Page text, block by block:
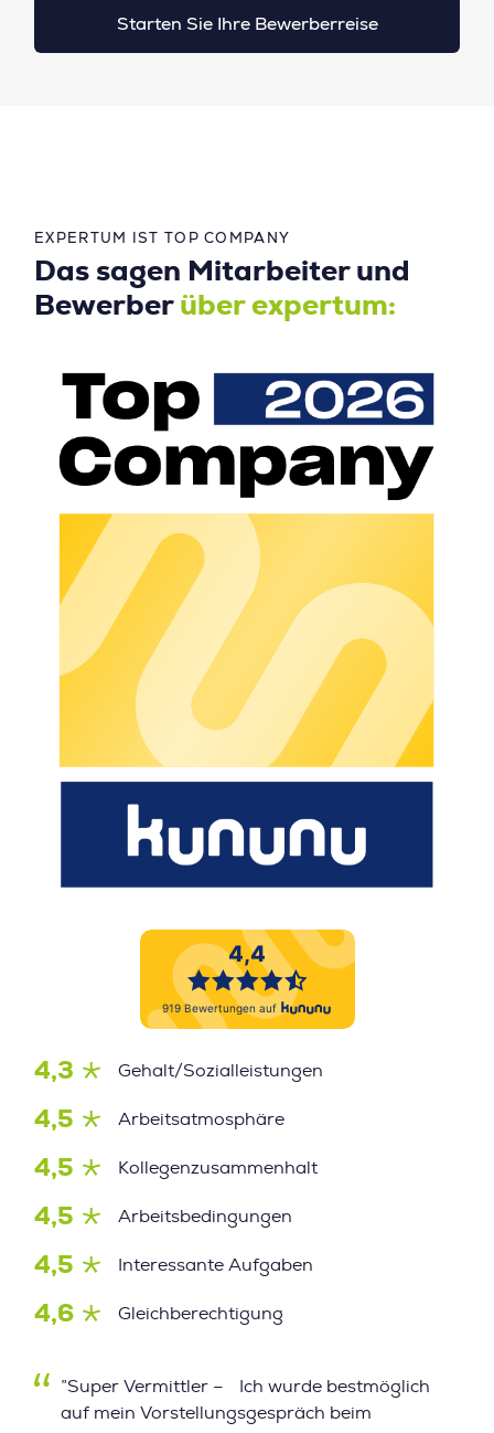
Starten Sie Ihre Bewerberreise
EXPERTUM IST TOP COMPANY
Das sagen Mitarbeiter und
Bewerber über expertum:
4,3 Gehalt/Sozialleistungen
4,5 Arbeitsatmosphäre
4,5 Kollegenzusammenhalt
4,5 Arbeitsbedingungen
4,5 Interessante Aufgaben
4,6 Gleichberechtigung
”Super Vermittler – Ich wurde bestmöglich
auf mein Vorstellungsgespräch beim